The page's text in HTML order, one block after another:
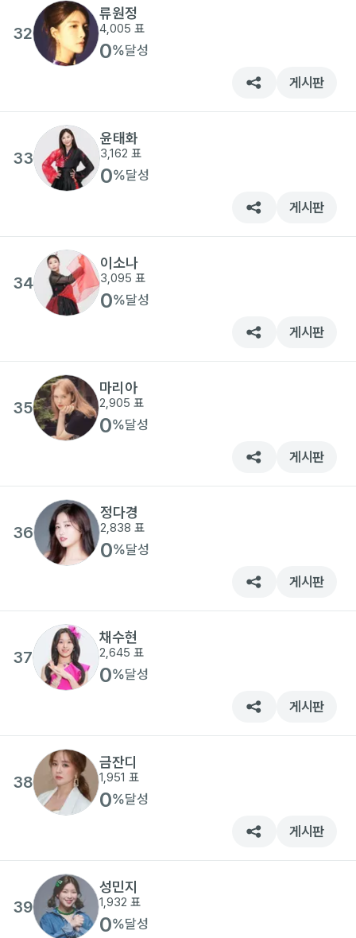
32
류원정
4,005 표
0%달성
게시판
33
윤태화
3,162 표
0%달성
게시판
34
이소나
3,095 표
0%달성
게시판
35
마리아
2,905 표
0%달성
게시판
36
정다경
2,838 표
0%달성
게시판
37
채수현
2,645 표
0%달성
게시판
38
금잔디
1,951 표
0%달성
게시판
39
성민지
1,932 표
0%달성